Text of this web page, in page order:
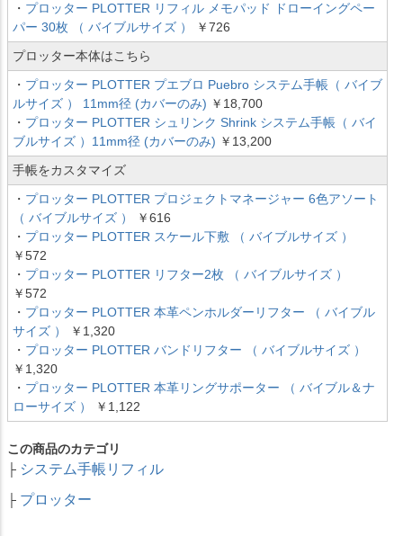
・ プロッター PLOTTER リフィル メモパッド ドローイングペー
パー 30枚 （ バイブルサイズ ）
￥726
プロッター本体はこちら
・ プロッター PLOTTER プエブロ Puebro システム手帳（ バイブ
ルサイズ ） 11mm径 (カバーのみ) ￥18,700
・ プロッター PLOTTER シュリンク Shrink システム手帳（ バイ
ブルサイズ ）11mm径 (カバーのみ) ￥13,200
手帳をカスタマイズ
・ プロッター PLOTTER プロジェクトマネージャー 6色アソート
（ バイブルサイズ ）
￥616
・ プロッター PLOTTER スケール下敷 （ バイブルサイズ ）
￥572
・ プロッター PLOTTER リフター2枚 （ バイブルサイズ ）
￥572
・ プロッター PLOTTER 本革ペンホルダーリフター （ バイブル
サイズ ）
￥1,320
・ プロッター PLOTTER バンドリフター （ バイブルサイズ ）
￥1,320
・ プロッター PLOTTER 本革リングサポーター （ バイブル＆ナ
ローサイズ ）
￥1,122
この商品のカテゴリ
├ システム手帳リフィル
├ プロッター